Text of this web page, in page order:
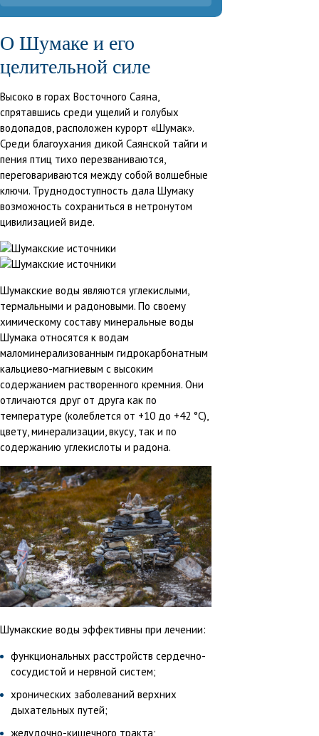
О Шумаке и его
целительной силе
Высоко в горах Восточного Саяна,
спрятавшись среди ущелий и голубых
водопадов, расположен курорт «Шумак».
Среди благоухания дикой Саянской тайги и
пения птиц тихо перезваниваются,
переговариваются между собой волшебные
ключи. Труднодоступность дала Шумаку
возможность сохраниться в нетронутом
цивилизацией виде.
Шумакские воды являются углекислыми,
термальными и радоновыми. По своему
химическому составу минеральные воды
Шумака относятся к водам
маломинерализованным гидрокарбонатным
кальциево-магниевым с высоким
содержанием растворенного кремния. Они
отличаются друг от друга как по
температуре (колеблется от +10 до +42 °С),
цвету, минерализации, вкусу, так и по
содержанию углекислоты и радона.
Шумакские воды эффективны при лечении:
функциональных расстройств сердечно-
сосудистой и нервной систем;
хронических заболеваний верхних
дыхательных путей;
желудочно-кишечного тракта;